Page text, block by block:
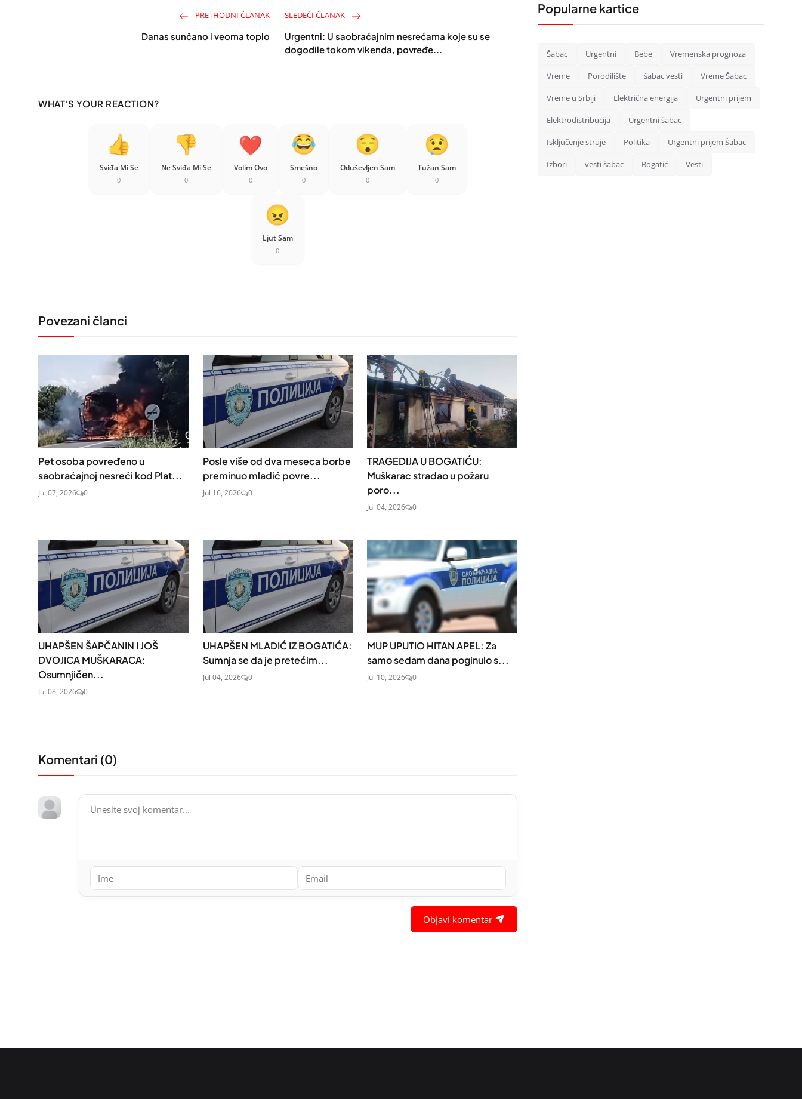
PRETHODNI ČLANAK
Danas sunčano i veoma toplo
SLEDEĆI ČLANAK
Urgentni: U saobraćajnim nesrećama koje su se
dogodile tokom vikenda, povređe...
WHAT'S YOUR REACTION?
Sviđa Mi Se
0
Ne Sviđa Mi Se
0
Volim Ovo
0
Smešno
0
Oduševljen Sam
0
Tužan Sam
0
Ljut Sam
0
Povezani članci
Pet osoba povređeno u
saobraćajnoj nesreći kod Plat...
Jul 07, 2026 0
Posle više od dva meseca borbe
preminuo mladić povre...
Jul 16, 2026 0
TRAGEDIJA U BOGATIĆU:
Muškarac stradao u požaru
poro...
Jul 04, 2026 0
UHAPŠEN ŠAPČANIN I JOŠ
DVOJICA MUŠKARACA:
Osumnjičen...
Jul 08, 2026 0
UHAPŠEN MLADIĆ IZ BOGATIĆA:
Sumnja se da je pretećim...
Jul 04, 2026 0
MUP UPUTIO HITAN APEL: Za
samo sedam dana poginulo s...
Jul 10, 2026 0
Komentari (0)
Objavi komentar
Popularne kartice
Šabac Urgentni Bebe Vremenska prognoza
Vreme Porodilište šabac vesti Vreme Šabac
Vreme u Srbiji Električna energija Urgentni prijem
Elektrodistribucija Urgentni šabac
Isključenje struje Politika Urgentni prijem Šabac
Izbori vesti šabac Bogatić Vesti